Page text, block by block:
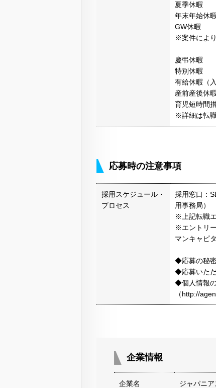
夏季休暇
年末年始休暇
GW休暇
※案件によ
慶弔休暇
特別休暇
有給休暇（
産前産後休暇
育児短時間
※詳細は転
応募時の注意事項
採用スケジュール・
プロセス
採用窓口：
用事務局）
※上記転職
※エントリ
マンキャピ
◆応募の秘密
◆応募いただ
◆個人情報
（http://
企業情報
企業名 ジャパニ